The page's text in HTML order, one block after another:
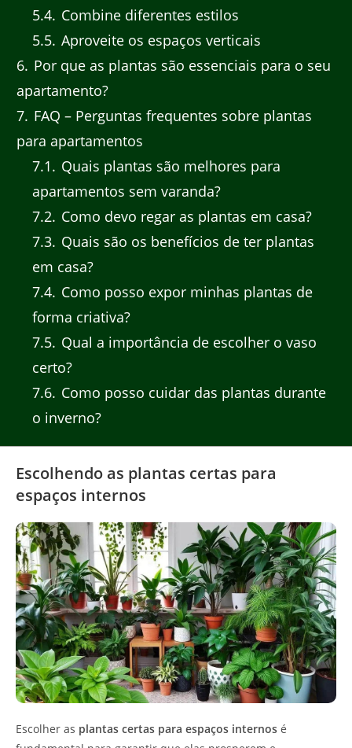
5.4 Combine diferentes estilos
5.5 Aproveite os espaços verticais
6 Por que as plantas são essenciais para o seu
apartamento?
7 FAQ – Perguntas frequentes sobre plantas
para apartamentos
7.1
Quais plantas são melhores para
apartamentos sem varanda?
7.2 Como devo regar as plantas em casa?
7.3 Quais são os benefícios de ter plantas
em casa?
7.4 Como posso expor minhas plantas de
forma criativa?
7.5 Qual a importância de escolher o vaso
certo?
7.6 Como posso cuidar das plantas durante
o inverno?
Escolhendo as plantas certas para
espaços internos
Escolher as plantas certas para espaços internos é